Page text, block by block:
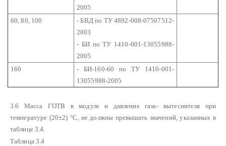
2005
60, 80, 100
- БВД по ТУ 4892-008-07507512-
2003
- БИ по ТУ 1410-001-13055988-
2005
160
- БИ-160-60 по ТУ 1410-001-
13055988-2005
3.6 Масса ГОТВ в модуле и давление газа- вытеснителя при
температуре (20±2) °С, не должны превышать значений, указанных в
таблице 3.4.
Таблица 3.4